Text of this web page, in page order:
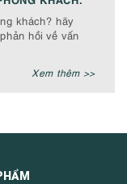
khách? hãy
hồi về vấn
Xem thêm >>